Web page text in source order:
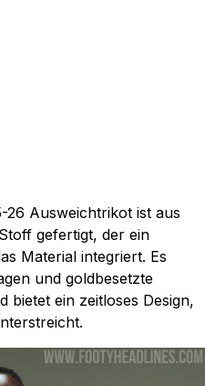
26 Ausweichtrikot ist aus
gefertigt, der ein
Material integriert. Es
und goldbesetzte
bietet ein zeitloses Design,